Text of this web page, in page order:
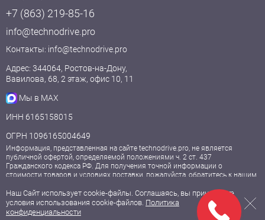
+7 (863) 219-85-16
info@technodrive.pro
Контакты: info@technodrive.pro
Адрес: 344064, Ростов-на-Дону,
Вавилова, 68, 2 этаж, офис 10, 11
Мы в MAX
ИНН 6165158015
ОГРН 1096165004649
Информация, представленная на сайте technodrive.pro, не является
публичной офертой, определяемой положениями ч. 2 ст. 437
Гражданского кодекса РФ. Для получения точной информации о
стоимости товаров и условиях поставки, пожалуйста, обратитесь к нашим
© 2009—2026, ООО «Технодрайв».
Наш Сайт использует cookie-файлы. Соглашаясь, вы принимаете
условия использования cookie-файлов. Политика
конфиденциальности